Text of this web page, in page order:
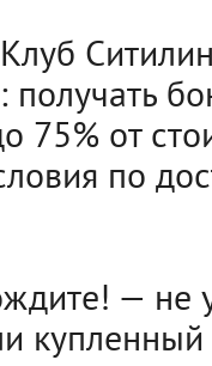
получать
75% от
по
— не